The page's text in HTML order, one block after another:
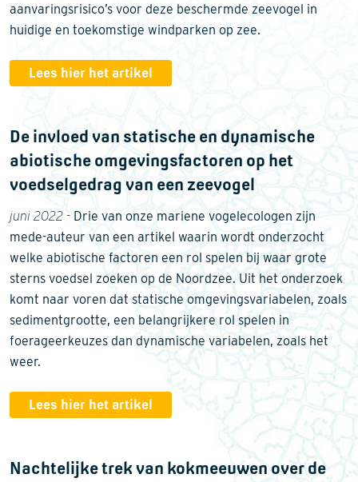
aanvaringsrisico’s voor deze beschermde zeevogel in
huidige en toekomstige windparken op zee.
Lees hier het artikel
De invloed van statische en dynamische
abiotische omgevingsfactoren op het
voedselgedrag van een zeevogel
juni 2022 - Drie van onze mariene vogelecologen zijn
mede-auteur van een artikel waarin wordt onderzocht
welke abiotische factoren een rol spelen bij waar grote
sterns voedsel zoeken op de Noordzee. Uit het onderzoek
komt naar voren dat statische omgevingsvariabelen, zoals
sedimentgrootte, een belangrijkere rol spelen in
foerageerkeuzes dan dynamische variabelen, zoals het
weer.
Lees hier het artikel
Nachtelijke trek van kokmeeuwen over de